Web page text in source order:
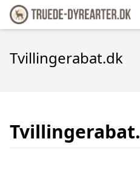
Tvillingerabat.dk